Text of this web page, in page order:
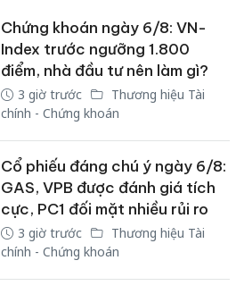
Chứng khoán ngày 6/8: VN-
Index trước ngưỡng 1.800
điểm, nhà đầu tư nên làm gì?
3 giờ trước
Thương hiệu Tài
chính - Chứng khoán
Cổ phiếu đáng chú ý ngày 6/8:
GAS, VPB được đánh giá tích
cực, PC1 đối mặt nhiều rủi ro
3 giờ trước
Thương hiệu Tài
chính - Chứng khoán